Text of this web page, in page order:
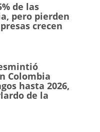
de las
pero pierden
crecen
Colombia
hasta 2026,
de la